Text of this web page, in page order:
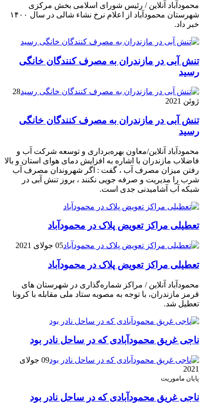
محمودآباد آنلاین / رئیس شورای اسلامی بخش مرکزی
شهرستان محمودآباد از اعلام نرخ نشاء شالی در سال ۱۴۰۰
خبر داد.
تنش آبی در مازندران به مصرف كنندگان خانگی
رسيد
28
ژوئن 2021
تنش آبی در مازندران به مصرف كنندگان خانگی
رسيد
محمودآباد آنلاین/معاون بهره‌برداری و توسعه شرکت آب و
فاضلاب مازندران با اشاره به افزایش دمای هوای استان و بالا
رفتن میزان مصرف آب ، گفت : اگر شهروندان مصرف آب
شرب را مدیریت و صرفه جویی نکنند ، بروز تنش آبی در
شبکه آب آشامیدنی جدی است.
تعطیلی مراکز تعویض پلاک در محمودآباد
05 جولای 2021
تعطیلی مراکز تعویض پلاک در محمودآباد
محمودآباد آنلاین / مراکز شماره‌گذاری در شهر‌ستان های
قرمز مازندران، با توجه به مصوبه ستاد ملی مقابله با کرونا
تعطیل شد.
ناجی غریق محمودآبادی که در ساحل نادر بود
09 جولای
2021
پایان ماموریت
ناجی غریق محمودآبادی که در ساحل نادر بود